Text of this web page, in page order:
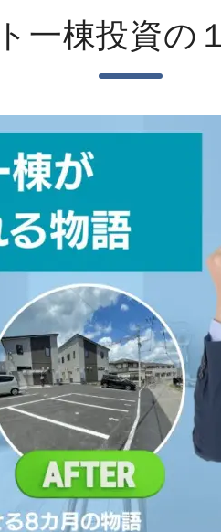
一棟投資の